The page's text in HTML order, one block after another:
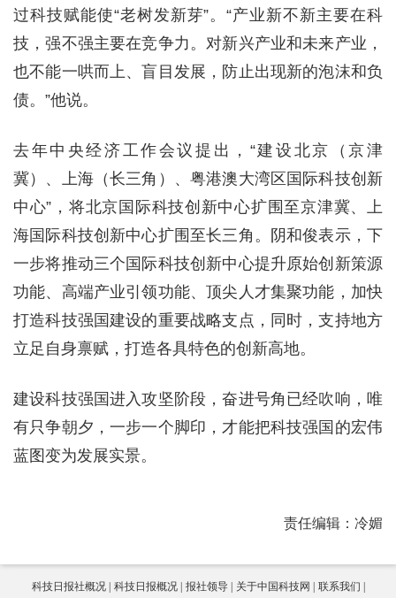
过科技赋能使“老树发新芽”。“产业新不新主要在科
技，强不强主要在竞争力。对新兴产业和未来产业，
也不能一哄而上、盲目发展，防止出现新的泡沫和负
债。”他说。
去年中央经济工作会议提出，“建设北京（京津
冀）、上海（长三角）、粤港澳大湾区国际科技创新
中心”，将北京国际科技创新中心扩围至京津冀、上
海国际科技创新中心扩围至长三角。阴和俊表示，下
一步将推动三个国际科技创新中心提升原始创新策源
功能、高端产业引领功能、顶尖人才集聚功能，加快
打造科技强国建设的重要战略支点，同时，支持地方
立足自身禀赋，打造各具特色的创新高地。
建设科技强国进入攻坚阶段，奋进号角已经吹响，唯
有只争朝夕，一步一个脚印，才能把科技强国的宏伟
蓝图变为发展实景。
责任编辑：冷媚
科技日报社概况 科技日报概况 报社领导 关于中国科技网 联系我们